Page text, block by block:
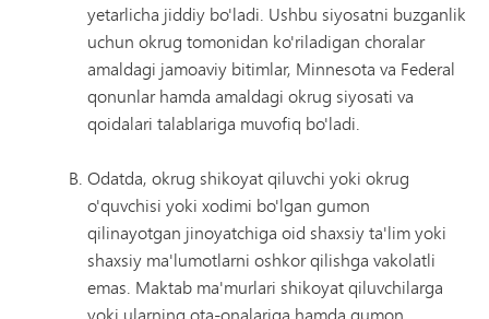
yetarlicha jiddiy bo'ladi. Ushbu siyosatni buzganlik
uchun okrug tomonidan ko'riladigan choralar
amaldagi jamoaviy bitimlar, Minnesota va Federal
qonunlar hamda amaldagi okrug siyosati va
qoidalari talablariga muvofiq bo'ladi.
Odatda, okrug shikoyat qiluvchi yoki okrug
o'quvchisi yoki xodimi bo'lgan gumon
qilinayotgan jinoyatchiga oid shaxsiy ta'lim yoki
shaxsiy ma'lumotlarni oshkor qilishga vakolatli
emas. Maktab ma'murlari shikoyat qiluvchilarga